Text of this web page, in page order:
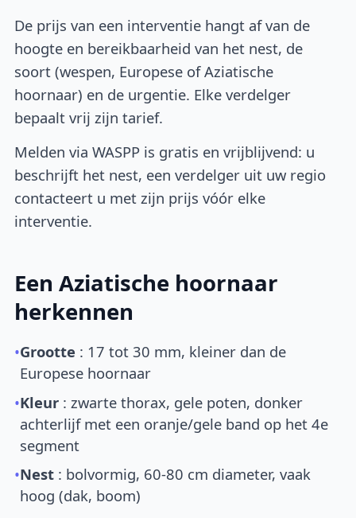
De prijs van een interventie hangt af van de
hoogte en bereikbaarheid van het nest, de
soort (wespen, Europese of Aziatische
hoornaar) en de urgentie. Elke verdelger
bepaalt vrij zijn tarief.
Melden via WASPP is gratis en vrijblijvend: u
beschrijft het nest, een verdelger uit uw regio
contacteert u met zijn prijs vóór elke
interventie.
Een Aziatische hoornaar
herkennen
•Grootte : 17 tot 30 mm, kleiner dan de
Europese hoornaar
•Kleur : zwarte thorax, gele poten, donker
achterlijf met een oranje/gele band op het 4e
segment
•Nest : bolvormig, 60-80 cm diameter, vaak
hoog (dak, boom)